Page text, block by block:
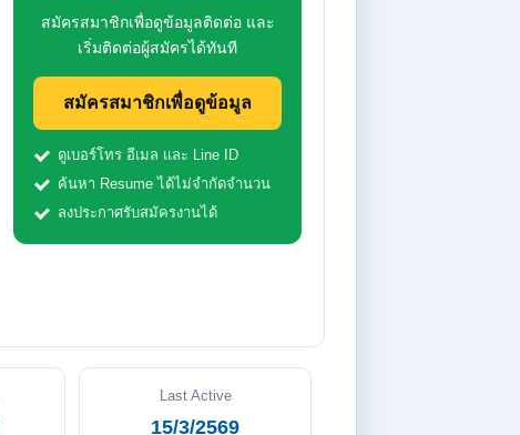
สมัครสมาชิกเพื่อดูข้อมูลติดต่อ และ
เริ่มติดต่อผู้สมัครได้ทันที
สมัครสมาชิกเพื่อดูข้อมูล
ดูเบอร์โทร อีเมล และ Line ID
ค้นหา Resume ได้ไม่จำกัดจำนวน
ลงประกาศรับสมัครงานได้
Last Active
15/3/2569